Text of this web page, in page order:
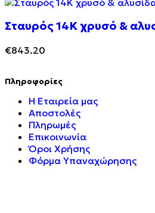
Σταυρός 14Κ χρυσό &
€843.20
Πληροφορίες
Η Εταιρεία μας
Αποστολές
Πληρωμές
Επικοινωνία
Όροι Χρήσης
Φόρμα Υπαναχώρησης